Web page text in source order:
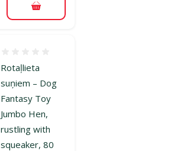
Pievienot grozam
Rotaļlieta
suņiem – Dog
Fantasy Toy
Jumbo Hen,
rustling with
squeaker, 80